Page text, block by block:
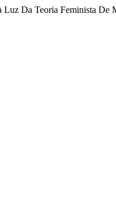
Luz Da Teoria Feminista De